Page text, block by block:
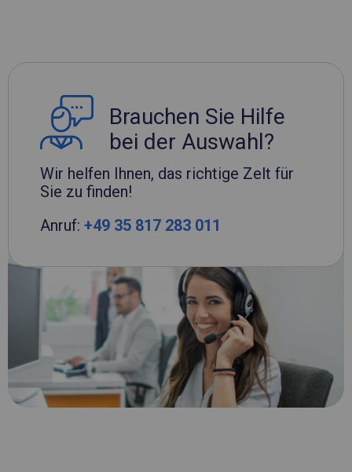
Brauchen Sie Hilfe
bei der Auswahl?
Wir helfen Ihnen, das richtige Zelt für
Sie zu finden!
Anruf: +49 35 817 283 011